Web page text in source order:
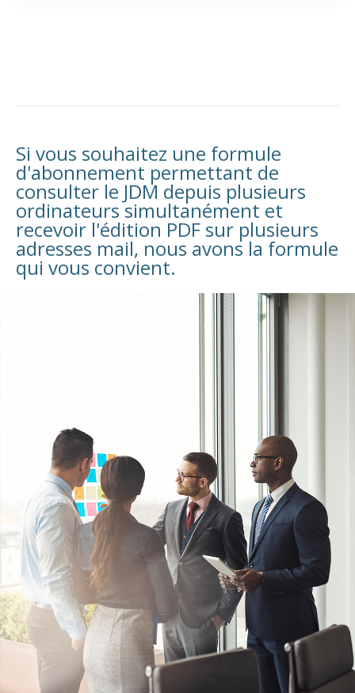
Si vous souhaitez une formule
d'abonnement permettant de
consulter le JDM depuis plusieurs
ordinateurs simultanément et
recevoir l'édition PDF sur plusieurs
adresses mail, nous avons la formule
qui vous convient.